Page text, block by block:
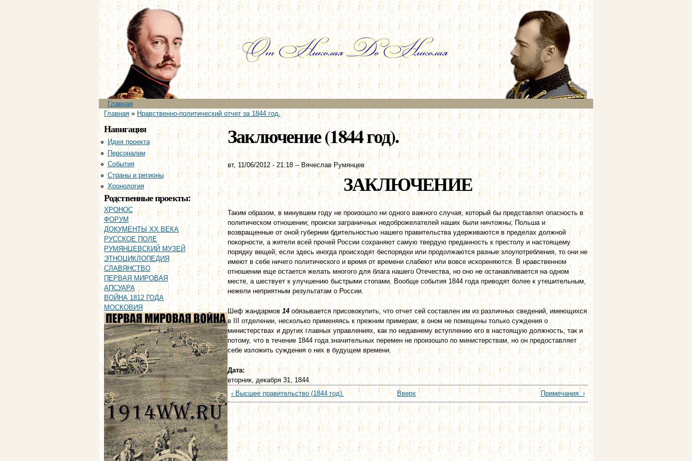
Перейти к
основному
содержанию
Главное меню
Главная
Вы здесь
Главная» Нравственно-политический отчет за 1844 год.
Навигация
Идея проекта
Персоналии
События
Страны и регионы
Хронология
Родственные проекты:
ХРОНОС
ФОРУМ
ДОКУМЕНТЫ XX ВЕКА
РУССКОЕ ПОЛЕ
РУМЯНЦЕВСКИЙ МУЗЕЙ
ЭТНОЦИКЛОПЕДИЯ
СЛАВЯНСТВО
ПЕРВАЯ МИРОВАЯ
АПСУАРА
ВОЙНА 1812 ГОДА
МОСКОВИЯ
Заключение (1844 год).
вт, 11/06/2012 - 21:18--Вячеслав Румянцев
ЗАКЛЮЧЕНИЕ
Таким образом, в минувшем году не произошло ни одного важного случая, который бы представлял опасность в
политическом отношении; происки заграничных недоброжелателей наших были ничтожны; Польша и
возвращенные от оной губернии бдительностью нашего правительства удерживаются в пределах должной
покорности, а жители всей прочей России сохраняют самую твердую преданность к престолу и настоящему
порядку вещей; если здесь иногда происходят беспорядки или продолжаются разные злоупотребления, то они не
имеют в себе ничего политического и время от времени слабеют или вовсе искореняются. В нравственном
отношении еще остается желать многого для блага нашего Отечества, но оно не останавливается на одном
месте, а шествует к улучшению быстрыми стопами. Вообще события 1844 года приводят более к утешительным,
нежели неприятным результатам о России.
Шеф жандармов14 обязывается присовокупить, что отчет сей составлен им из различных сведений, имеющихся
в III отделении, несколько применяясь к прежним примерам; в оном не помещены только суждения о
министерствах и других главных управлениях, как по недавнему вступлению его в настоящую должность, так и
потому, что в течение 1844 года значительных перемен не произошло по министерствам, но он предоставляет
себе изложить суждения о них в будущем времени.
Дата:
вторник, декабря 31, 1844
‹ Высшее правительство (1844 год).
Вверх Примечания. ›